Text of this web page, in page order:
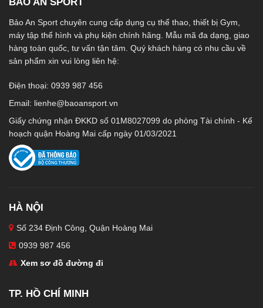
Bảo An Sport chuyên cung cấp dụng cụ thể thao, thiết bị Gym,
máy tập thể hình và phụ kiện chính hãng. Mẫu mã đa dạng, giao
hàng toàn quốc, tư vấn tận tâm. Quý khách hàng có nhu cầu về
sản phẩm xin vui lòng liên hệ:
Điện thoại: 0939 987 456
Email: lienhe@baoansport.vn
Giấy chứng nhận ĐKKD số 01M8027099 do phòng Tài chính - Kế
hoạch quận Hoàng Mai cấp ngày 01/03/2021
HÀ NỘI
Số 234 Định Công, Quận Hoàng Mai
0939 987 456
Xem sơ đồ đường đi
TP. HỒ CHÍ MINH